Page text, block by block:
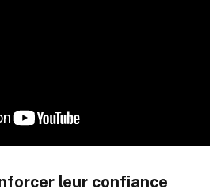
leur confiance